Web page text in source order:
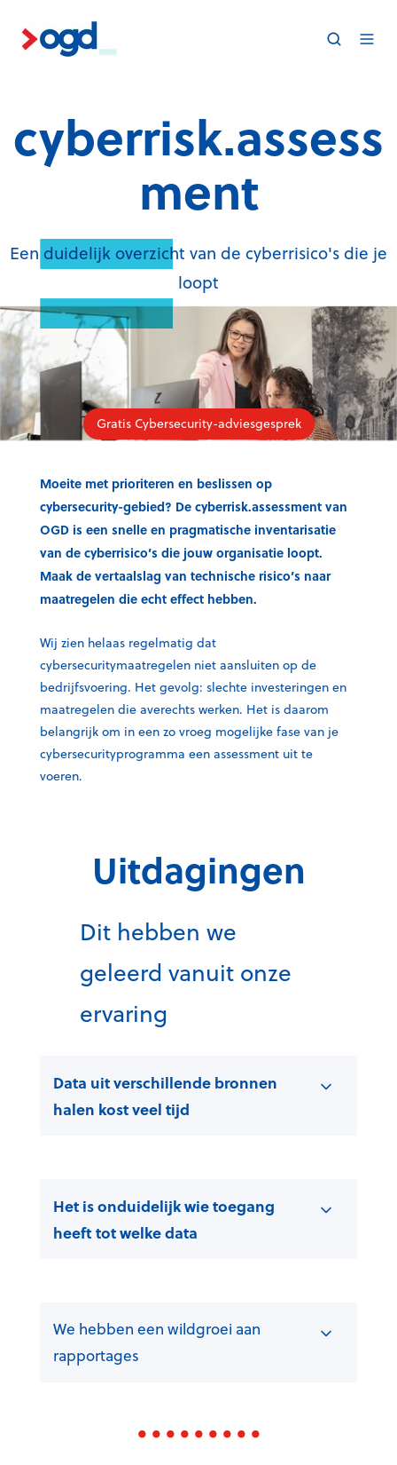
cyberrisk.assess
ment
Een duidelijk overzicht van de cyberrisico's die je
loopt
Gratis Cybersecurity-adviesgesprek
Moeite met prioriteren en beslissen op
cybersecurity-gebied? De cyberrisk.assessment van
OGD is een snelle en pragmatische inventarisatie
van de cyberrisico’s die jouw organisatie loopt.
Maak de vertaalslag van technische risico’s naar
maatregelen die echt effect hebben.
Wij zien helaas regelmatig dat
cybersecuritymaatregelen niet aansluiten op de
bedrijfsvoering. Het gevolg: slechte investeringen en
maatregelen die averechts werken. Het is daarom
belangrijk om in een zo vroeg mogelijke fase van je
cybersecurityprogramma een assessment uit te
voeren.
Uitdagingen
Dit hebben we
geleerd vanuit onze
ervaring
Data uit verschillende bronnen
halen kost veel tijd
Het is onduidelijk wie toegang
heeft tot welke data
We hebben een wildgroei aan
rapportages